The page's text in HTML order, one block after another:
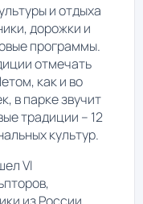
и отдыха
дорожки и
программы.
отмечать
как и во
в парке звучит
традиции – 12
культур.
VI
из России,